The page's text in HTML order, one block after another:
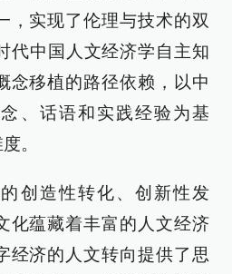
，实现了伦理与技术的双
代中国人文经济学自主知
念移植的路径依赖，以中
、话语和实践经验为基
。
创造性转化、创新性发
化蕴藏着丰富的人文经济
经济的人文转向提供了思